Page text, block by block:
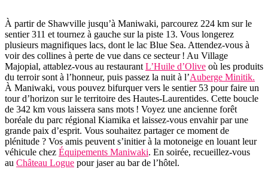
À partir de Shawville jusqu’à Maniwaki, parcourez 224 km sur le
sentier 311 et tournez à gauche sur la piste 13. Vous longerez
plusieurs magnifiques lacs, dont le lac Blue Sea. Attendez-vous à
voir des collines à perte de vue dans ce secteur ! Au Village
Majopial, attablez-vous au restaurant L’Huile d’Olive où les produits
du terroir sont à l’honneur, puis passez la nuit à l’Auberge Minitik.
À Maniwaki, vous pouvez bifurquer vers le sentier 53 pour faire un
tour d’horizon sur le territoire des Hautes-Laurentides. Cette boucle
de 342 km vous laissera sans mots ! Voyez une ancienne forêt
boréale du parc régional Kiamika et laissez-vous envahir par une
grande paix d’esprit. Vous souhaitez partager ce moment de
plénitude ? Vos amis peuvent s’initier à la motoneige en louant leur
véhicule chez Équipements Maniwaki. En soirée, recueillez-vous
au Château Logue pour jaser au bar de l’hôtel.